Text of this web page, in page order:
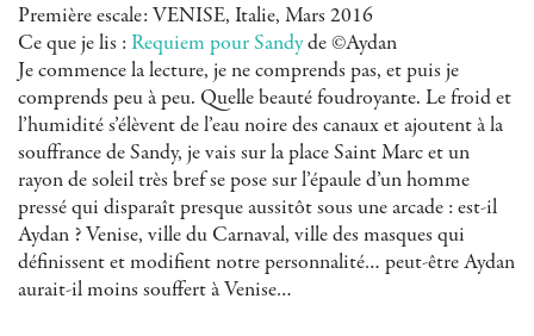
Première escale: VENISE, Italie, Mars 2016
Ce que je lis : Requiem pour Sandyde ©Aydan
Je commence la lecture, je ne comprends pas, et puis je
comprends peu à peu. Quelle beauté foudroyante. Le froid et
l’humidité s’élèvent de l’eau noire des canaux et ajoutent à la
souffrance de Sandy, je vais sur la place Saint Marc et un
rayon de soleil très bref se pose sur l’épaule d’un homme
pressé qui disparaît presque aussitôt sous une arcade : est-il
Aydan ? Venise, ville du Carnaval, ville des masques qui
définissent et modifient notre personnalité… peut-être Aydan
aurait-il moins souffert à Venise…